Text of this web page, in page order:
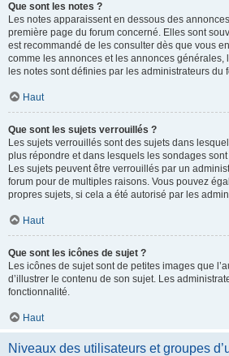
Que sont les notes ?
Les notes apparaissent en dessous des
première page du forum concerné. Elles sont
est recommandé de les consulter dès que vous
comme les annonces et les annonces générales,
les notes sont définies par les administrateurs du
Haut
Que sont les sujets verrouillés ?
Les sujets verrouillés sont des sujets dans
plus répondre et dans lesquels les sondages
Les sujets peuvent être verrouillés par un
forum pour de multiples raisons. Vous pouvez
propres sujets, si cela a été autorisé par les
Haut
Que sont les icônes de sujet ?
Les icônes de sujet sont de petites images que
d’illustrer le contenu de son sujet. Les
fonctionnalité.
Haut
Niveaux des utilisateurs et groupes